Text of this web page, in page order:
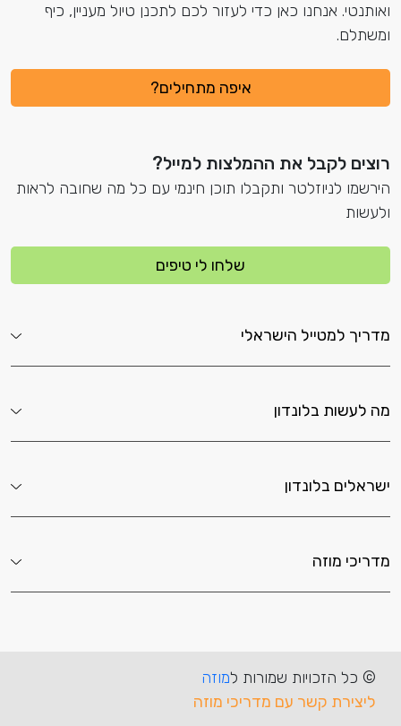
ואותנטי. אנחנו כאן כדי לעזור לכם לתכנן טיול מעניין, כיף
ומשתלם.
איפה מתחילים?
רוצים לקבל את ההמלצות למייל?
הירשמו לניוזלטר ותקבלו תוכן חינמי עם כל מה שחובה לראות
ולעשות
שלחו לי טיפים
מדריך למטייל הישראלי
מה לעשות בלונדון
ישראלים בלונדון
מדריכי מוזה
© כל הזכויות שמורות למוזה
ליצירת קשר עם מדריכי מוזה